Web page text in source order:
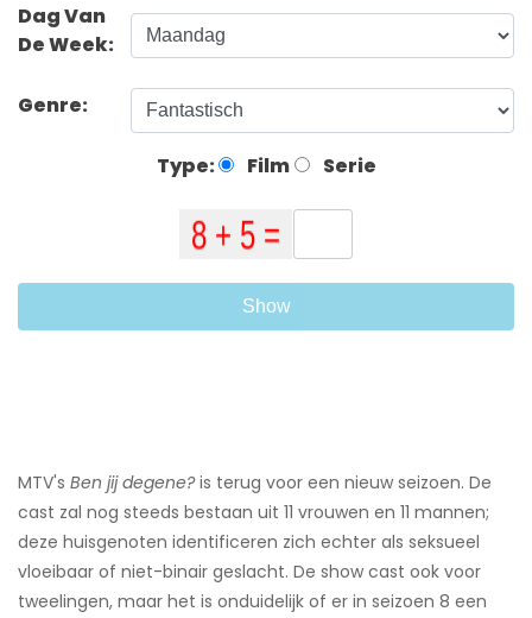
Dag Van
De Week:
Genre:
Type: Film Serie
Show
MTV's Ben jij degene?is terug voor een nieuw seizoen. De
cast zal nog steeds bestaan ​​uit 11 vrouwen en 11 mannen;
deze huisgenoten identificeren zich echter als seksueel
vloeibaar of niet-binair geslacht. De show cast ook voor
tweelingen, maar het is onduidelijk of er in seizoen 8 een